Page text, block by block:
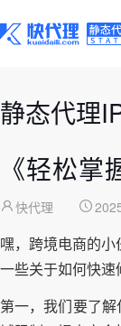
静态代理
《轻松
快代理
嘿，跨境电商的
一些关于如何快
第一，我们要了